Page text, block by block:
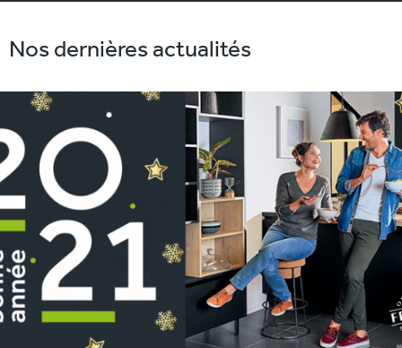
Nos dernières actualités